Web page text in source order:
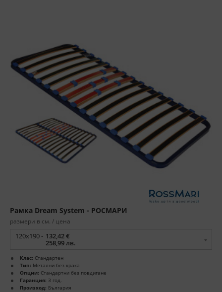
Рамка Dream System - РОСМАРИ
размери в см. / цена
120x190 - 132,42 €
258,99 лв.
Клас: Стандартен
Тип: Метални без крака
Опции: Стандартни без повдигане
Гаранция: 3 год.
Произход: България